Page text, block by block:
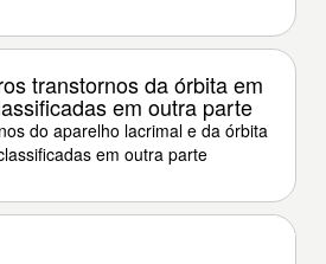
transtornos da órbita em
em outra parte
do aparelho lacrimal e da órbita
em outra parte